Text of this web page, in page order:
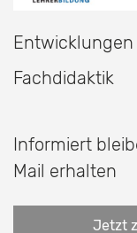
Fachdidaktik
Informiert
Mail erhalten
Jetzt